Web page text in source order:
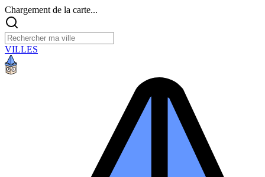
Chargement de la carte...
VILLES